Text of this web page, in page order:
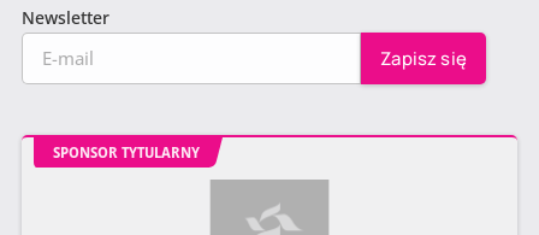
Newsletter
SPONSOR TYTULARNY